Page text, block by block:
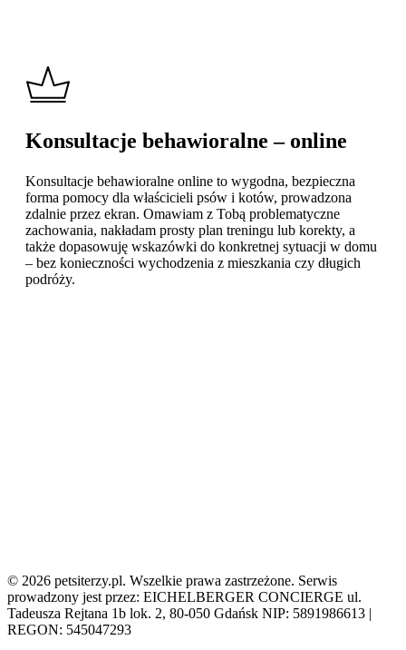
Konsultacje behawioralne – online
Konsultacje behawioralne online to wygodna, bezpieczna
forma pomocy dla właścicieli psów i kotów, prowadzona
zdalnie przez ekran. Omawiam z Tobą problematyczne
zachowania, nakładam prosty plan treningu lub korekty, a
także dopasowuję wskazówki do konkretnej sytuacji w domu
– bez konieczności wychodzenia z mieszkania czy długich
podróży.
© 2026 petsiterzy.pl. Wszelkie prawa zastrzeżone. Serwis
prowadzony jest przez: EICHELBERGER CONCIERGE ul.
Tadeusza Rejtana 1b lok. 2, 80-050 Gdańsk NIP: 5891986613 |
REGON: 545047293